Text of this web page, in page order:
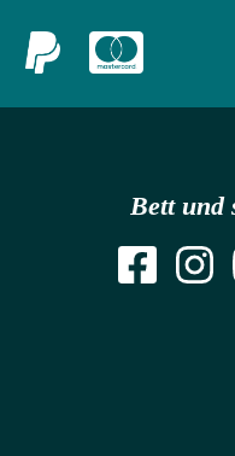
Bett und